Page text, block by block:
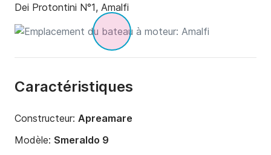
Dei Protontini N°1, Amalfi
Caractéristiques
Constructeur: Apreamare
Modèle: Smeraldo 9